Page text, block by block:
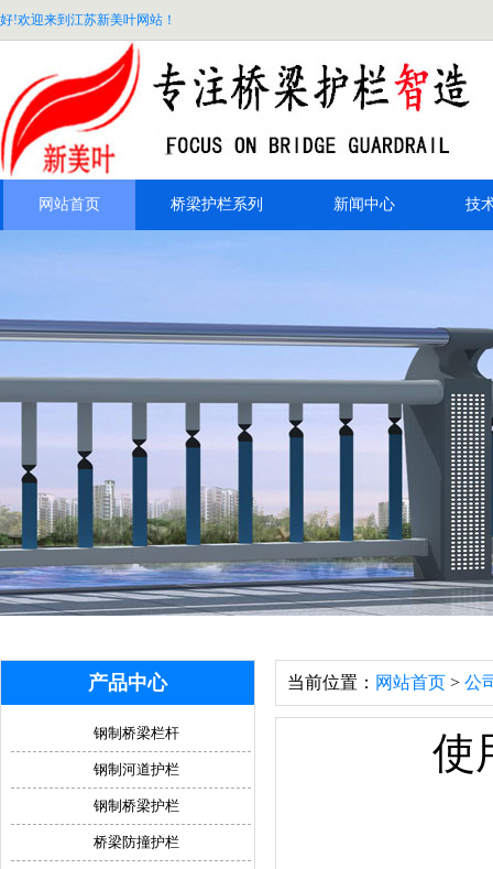
好!欢迎来到江苏新美叶网站！
网站首页 桥梁护栏系列 新闻中心 技
当前位置： 网站首页 > 公
使
产品中心
钢制桥梁栏杆
钢制河道护栏
钢制桥梁护栏
桥梁防撞护栏